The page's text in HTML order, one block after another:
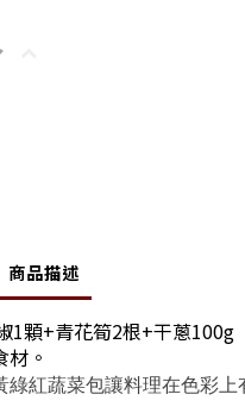
商品描述
1顆+青花筍2根+干蔥100g
。
綠紅蔬菜包讓料理在色彩上